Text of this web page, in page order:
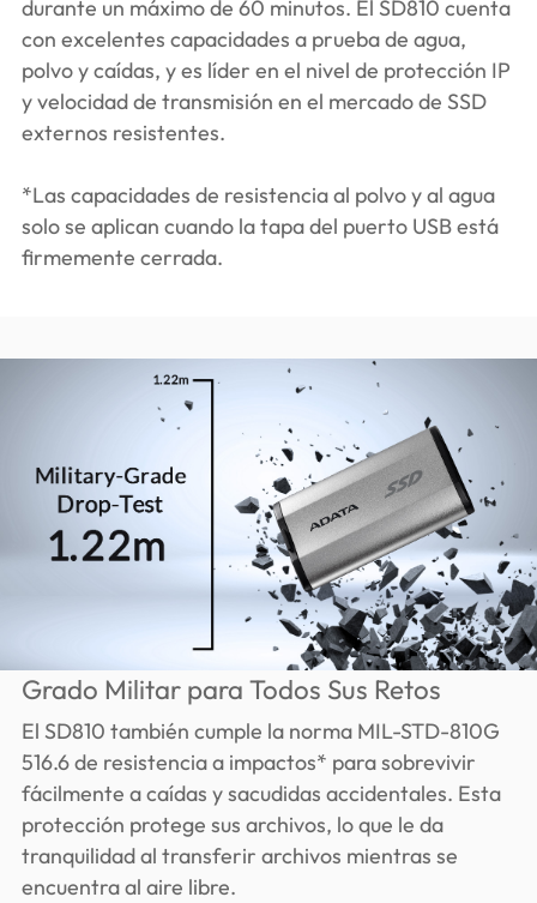
durante un máximo de 60 minutos. El SD810 cuenta
con excelentes capacidades a prueba de agua,
polvo y caídas, y es líder en el nivel de protección IP
y velocidad de transmisión en el mercado de SSD
externos resistentes.
*Las capacidades de resistencia al polvo y al agua
solo se aplican cuando la tapa del puerto USB está
firmemente cerrada.
Grado Militar para Todos Sus Retos
El SD810 también cumple la norma MIL-STD-810G
516.6 de resistencia a impactos* para sobrevivir
fácilmente a caídas y sacudidas accidentales. Esta
protección protege sus archivos, lo que le da
tranquilidad al transferir archivos mientras se
encuentra al aire libre.